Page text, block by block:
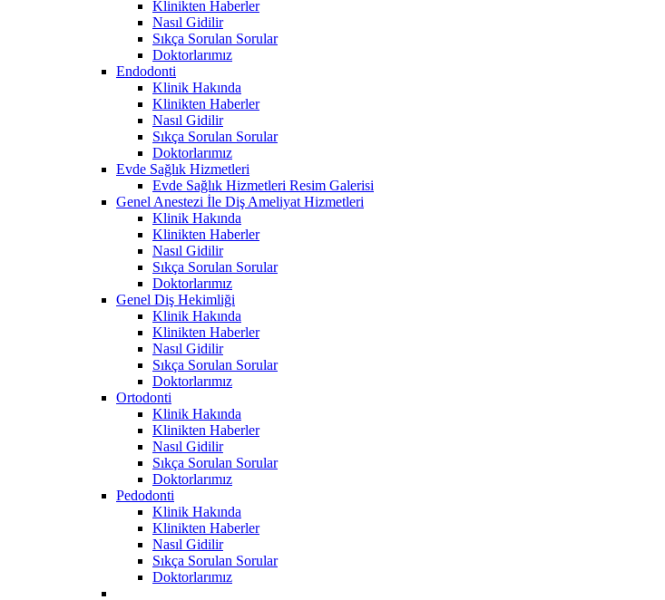
Klinikten Haberler
Nasıl Gidilir
Sıkça Sorulan Sorular
Doktorlarımız
Endodonti
Klinik Hakında
Klinikten Haberler
Nasıl Gidilir
Sıkça Sorulan Sorular
Doktorlarımız
Evde Sağlık Hizmetleri
Evde Sağlık Hizmetleri Resim Galerisi
Genel Anestezi İle Diş Ameliyat Hizmetleri
Klinik Hakında
Klinikten Haberler
Nasıl Gidilir
Sıkça Sorulan Sorular
Doktorlarımız
Genel Diş Hekimliği
Klinik Hakında
Klinikten Haberler
Nasıl Gidilir
Sıkça Sorulan Sorular
Doktorlarımız
Ortodonti
Klinik Hakında
Klinikten Haberler
Nasıl Gidilir
Sıkça Sorulan Sorular
Doktorlarımız
Pedodonti
Klinik Hakında
Klinikten Haberler
Nasıl Gidilir
Sıkça Sorulan Sorular
Doktorlarımız